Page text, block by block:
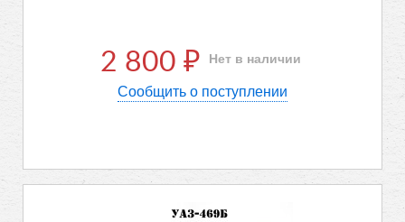
2 800 ₽ Нет в наличии
Сообщить о поступлении